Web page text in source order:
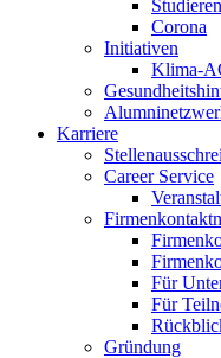
Corona
Initiativen
Klima-
Karriere
Career Service
Für
Für
Gründung